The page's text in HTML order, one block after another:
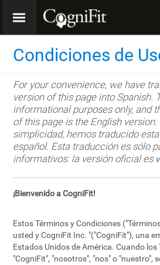
Condiciones de
For your convenience, we have
version of this page into Spanish.
informational purposes only, and
of this page is the English
simplicidad, hemos traducido
español. Esta traducción es sólo
informativos: la versión oficial es
¡Bienvenido a CogniFit!
Estos Términos y Condiciones
usted y CogniFit Inc. "("CogniFit"), una
Estados Unidos de América. Cuando
"CogniFit", "nosotros", "nos" o "nuestro",